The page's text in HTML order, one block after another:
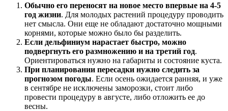
Обычно его переносят на новое место впервые на 4-5
год жизни. Для молодых растений процедуру проводить
нет смысла. Они еще не обладают достаточно мощными
корнями, которые можно было бы разделить.
Если дельфиниум нарастает быстро, можно
подвергнуть его размножению и на третий год.
Ориентироваться нужно на габариты и состояние куста.
При планировании пересадки нужно следить за
прогнозом погоды. Если осень ожидается ранняя, и уже
в сентябре не исключены заморозки, стоит либо
провести процедуру в августе, либо отложить ее до
весны.